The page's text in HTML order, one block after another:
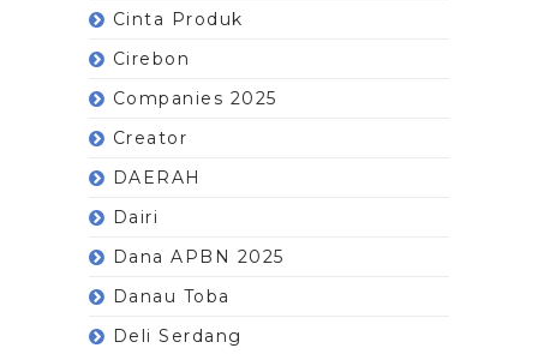
Cinta Produk
Cirebon
Companies 2025
Creator
DAERAH
Dairi
Dana APBN 2025
Danau Toba
Deli Serdang